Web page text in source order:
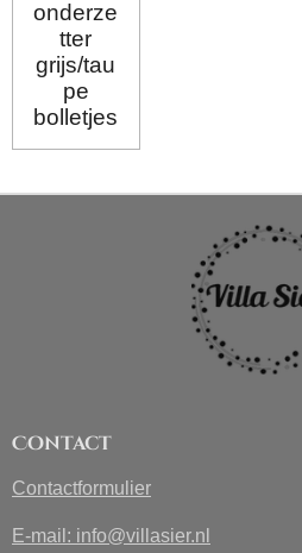
onderze
tter
grijs/tau
pe
bolletjes
Contact
Contactformulier
E-mail: info@villasier.nl